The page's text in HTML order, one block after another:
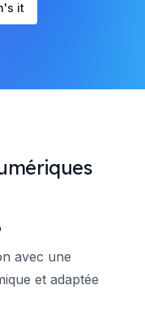
it
avec une
et adaptée